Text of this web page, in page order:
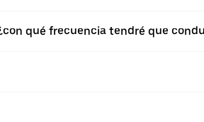
qué frecuencia tendré que